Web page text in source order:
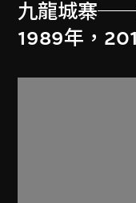
九龍城寨──
1989年，